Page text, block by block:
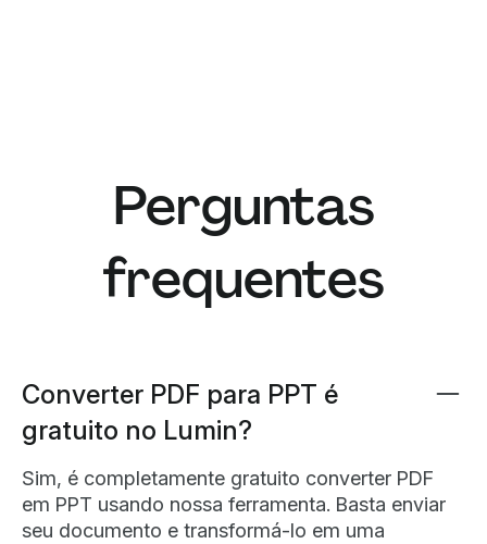
Perguntas
frequentes
Converter PDF para PPT é
gratuito no Lumin?
Sim, é completamente gratuito converter PDF
em PPT usando nossa ferramenta. Basta enviar
seu documento e transformá-lo em uma